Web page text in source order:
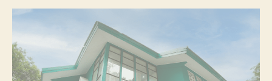
Terpilih
Rumah
KPDI
XIX